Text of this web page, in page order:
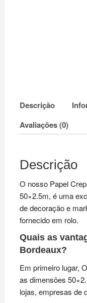
Descrição
Avaliações (0)
Descrição
O nosso Papel
50×2.5m, é uma
de decoração e
fornecido em rolo.
Quais as
Bordeaux?
Em primeiro lugar,
as dimensões
lojas, empresas de